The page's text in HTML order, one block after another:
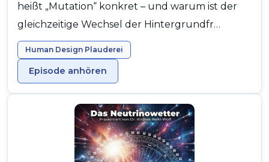
heißt „Mutation“ konkret – und warum ist der
gleichzeitige Wechsel der Hintergrundfr…
Human Design Plauderei
Episode anhören